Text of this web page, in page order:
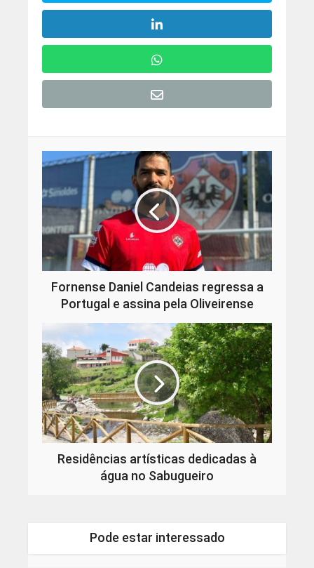
Fornense Daniel Candeias regressa a
Portugal e assina pela Oliveirense
Residências artísticas dedicadas à
água no Sabugueiro
Pode estar interessado